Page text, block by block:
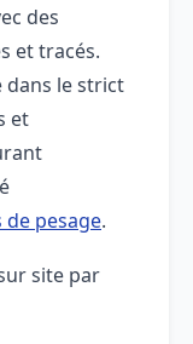
des
et tracés.
dans le strict
et
de pesage.
site par